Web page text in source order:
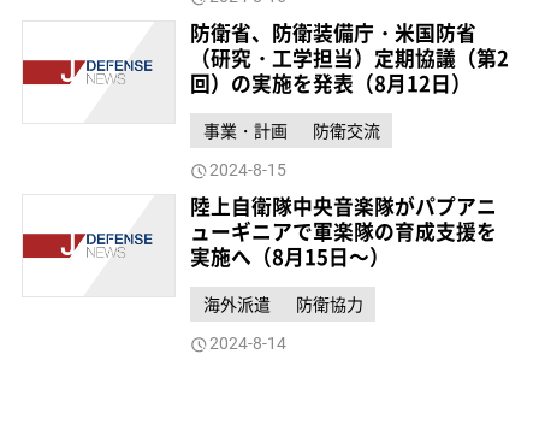
防衛省、防衛装備庁・米国防省
（研究・工学担当）定期協議（第2
回）の実施を発表（8月12日）
事業・計画 防衛交流
2024-8-15
陸上自衛隊中央音楽隊がパプアニ
ューギニアで軍楽隊の育成支援を
実施へ（8月15日～）
海外派遣 防衛協力
2024-8-14